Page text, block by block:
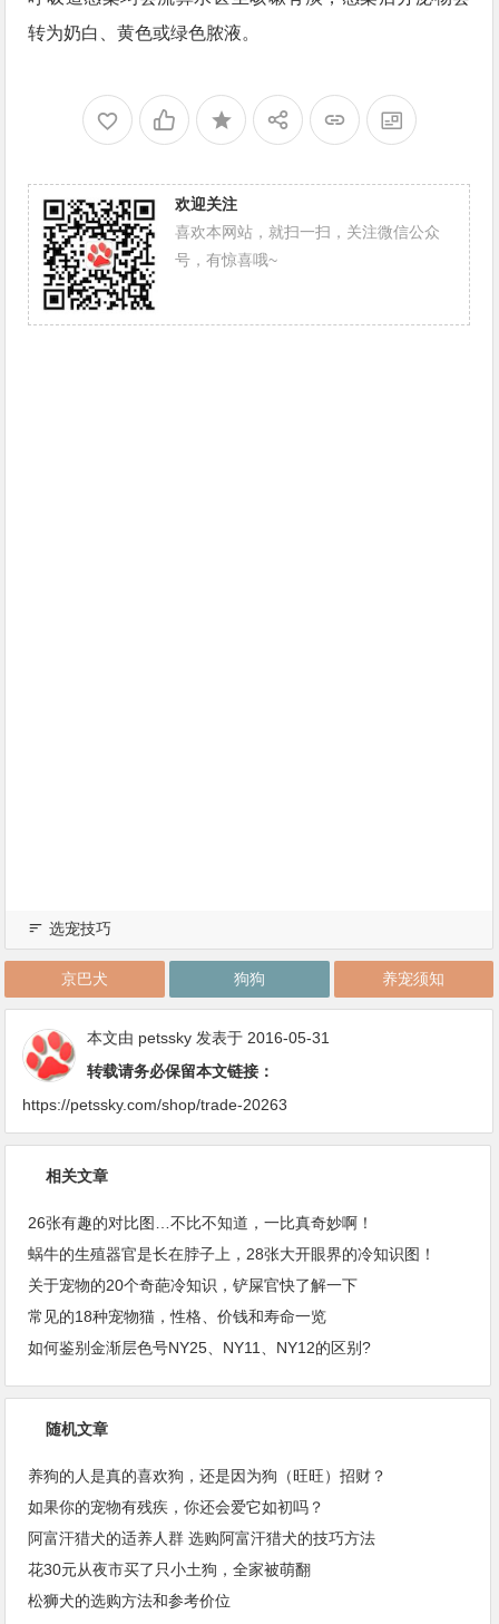
转为奶白、黄色或绿色脓液。
欢迎关注
喜欢本网站，就扫一扫，关注微信公众
号，有惊喜哦~
选宠技巧
京巴犬 狗狗 养宠须知
本文由 petssky 发表于 2016-05-31
转载请务必保留本文链接：
https://petssky.com/shop/trade-20263
相关文章
26张有趣的对比图…不比不知道，一比真奇妙啊！
蜗牛的生殖器官是长在脖子上，28张大开眼界的冷知识图！
关于宠物的20个奇葩冷知识，铲屎官快了解一下
常见的18种宠物猫，性格、价钱和寿命一览
如何鉴别金渐层色号NY25、NY11、NY12的区别?
随机文章
养狗的人是真的喜欢狗，还是因为狗（旺旺）招财？
如果你的宠物有残疾，你还会爱它如初吗？
阿富汗猎犬的适养人群 选购阿富汗猎犬的技巧方法
花30元从夜市买了只小土狗，全家被萌翻
松狮犬的选购方法和参考价位